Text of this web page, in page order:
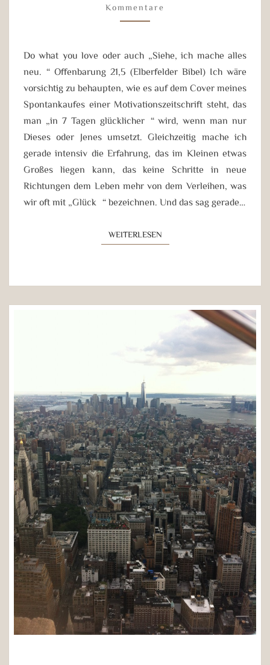
LOVE
Kommentare
Do what you love oder auch „Siehe, ich mache alles
neu.“ Offenbarung 21,5 (Elberfelder Bibel) Ich wäre
vorsichtig zu behaupten, wie es auf dem Cover meines
Spontankaufes einer Motivationszeitschrift steht, das
man „in 7 Tagen glücklicher“ wird, wenn man nur
Dieses oder Jenes umsetzt. Gleichzeitig mache ich
gerade intensiv die Erfahrung, das im Kleinen etwas
Großes liegen kann, das keine Schritte in neue
Richtungen dem Leben mehr von dem Verleihen, was
wir oft mit „Glück“ bezeichnen. Und das sag gerade…
WEITERLESENWEITERLESEN